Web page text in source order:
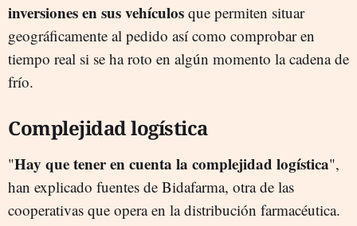
inversiones en sus vehículos que permiten situar
geográficamente al pedido así como comprobar en
tiempo real si se ha roto en algún momento la cadena de
frío.
Complejidad logística
"Hay que tener en cuenta la complejidad logística",
han explicado fuentes de Bidafarma, otra de las
cooperativas que opera en la distribución farmacéutica.